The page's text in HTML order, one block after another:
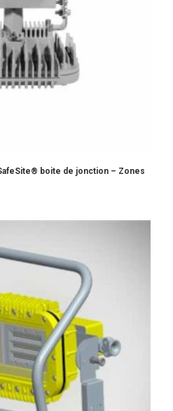
boite de jonction – Zones